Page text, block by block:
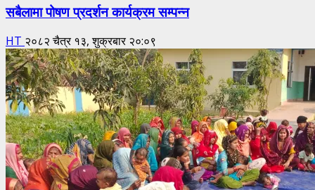
सबैलामा पोषण प्रदर्शन कार्यक्रम सम्पन्न
HT २०८२ चैत्र १३, शुक्रबार २०:०९